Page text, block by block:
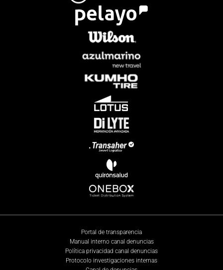
Portal de transparencia
Manual interno canal denuncias
Política privacidad canal denuncias
Protocolo investigaciones internas